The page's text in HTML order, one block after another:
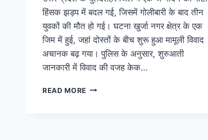
हिंसक झड़प में बदल गई, जिसमें गोलीबारी के बाद तीन
युवकों की मौत हो गई। घटना खुर्जा नगर क्षेत्र के एक
जिम में हुई, जहां दोस्तों के बीच शुरू हुआ मामूली विवाद
अचानक बढ़ गया। पुलिस के अनुसार, शुरुआती
जानकारी में विवाद की वजह केक…
READ MORE